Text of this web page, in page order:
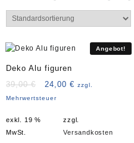
Angebot!
Deko Alu figuren
39,00€
Ursprünglicher
Preis
39,00 €
24,00 € Aktueller
24,00 €.
zzgl.
Mehrwertsteuer
exkl. 19 %
MwSt.
zzgl.
Versandkosten